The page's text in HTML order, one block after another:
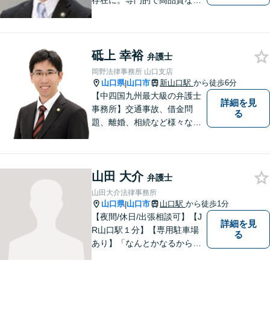
砥上 幸裕 弁護士
岡野法律事務所 山口支店
山口県|山口市 新山口駅 から徒歩6分
【中四国九州最大級の弁護士
事務所】交通事故、借金問
題、離婚、相続など様々な問
い！
詳細を見
る
山田 大介 弁護士
山田大介法律事務所
山口県|山口市 山口駅 から徒歩1分
【夜間/休日/出張相談可】【J
R山口駅１分】【専用駐車場
あり】「なんとかなるから大
詳細を見
る